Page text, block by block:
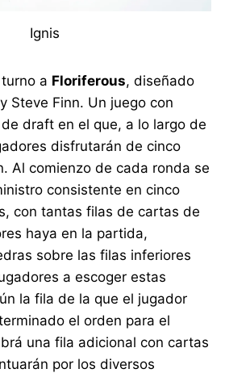
Ignis
a Floriferous, diseñado
Steve Finn. Un juego con
draft en el que, a lo largo de
disfrutarán de cinco
Al comienzo de cada ronda se
consistente en cinco
con tantas filas de cartas de
haya en la partida,
sobre las filas inferiores
a escoger estas
la fila de la que el jugador
el orden para el
una fila adicional con cartas
por los diversos